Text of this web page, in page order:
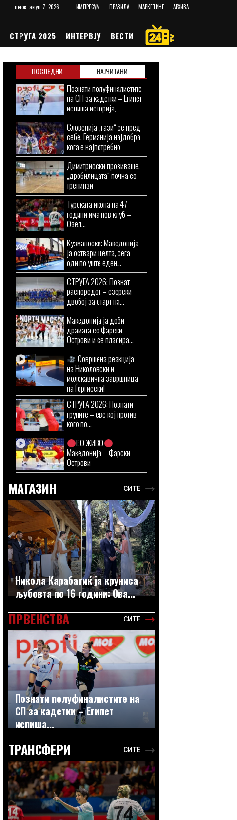
петок, август 7, 2026 ИМПРЕСУМ ПРАВИЛА МАРКЕТИНГ АРХИВА
СТРУГА 2025 ИНТЕРВЈУ ВЕСТИ
ПОСЛЕДНИ НАЈЧИТАНИ
Познати полуфиналистите
на СП за кадетки – Египет
испиша историја,...
Словенија „гази“ се пред
себе, Германија најдобра
кога е најпотребно
Димитриоски прозиваше,
„дробилицата“ почна со
тренинзи
Турската икона на 47
години има нов клуб –
Озел...
Кузманоски: Македонија
ја оствари целта, сега
оди по уште еден...
СТРУГА 2026: Познат
распоредот – езерски
двобој за старт на...
Македонија ја доби
драмата со Фарски
Острови и се пласира...
Совршена реакција
на Николовски и
молскавична завршница
на Ѓоргиески!
СТРУГА 2026: Познати
групите – еве кој против
кого по...
ВО ЖИВО
Македонија – Фарски
Острови
МАГАЗИН СИТЕ
Никола Карабатиќ ја круниса
љубовта по 16 години: Ова...
ПРВЕНСТВА СИТЕ
Познати полуфиналистите на
СП за кадетки – Египет
испиша...
ТРАНСФЕРИ СИТЕ